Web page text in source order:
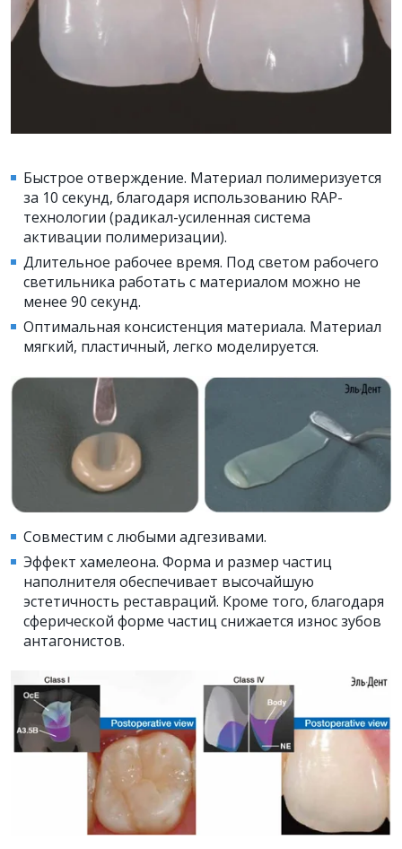
Быстрое отверждение. Материал полимеризуется
за 10 секунд, благодаря использованию RAP-
технологии (радикал-усиленная система
активации полимеризации).
Длительное рабочее время. Под светом рабочего
светильника работать с материалом можно не
менее 90 секунд.
Оптимальная консистенция материала. Материал
мягкий, пластичный, легко моделируется.
Совместим с любыми адгезивами.
Эффект хамелеона. Форма и размер частиц
наполнителя обеспечивает высочайшую
эстетичность реставраций. Кроме того, благодаря
сферической форме частиц снижается износ зубов
антагонистов.